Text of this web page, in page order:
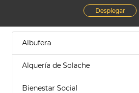
Desplegar
Albufera
Alquería de Solache
Bienestar Social